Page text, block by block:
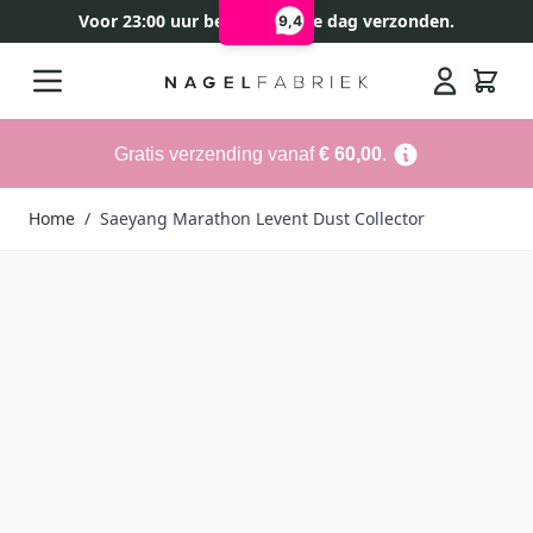
9,4
Voor 23:00 uur besteld, zelfde dag verzonden.
Gratis verzending vanaf€ 60,00.
Home / Saeyang Marathon Levent Dust Collector